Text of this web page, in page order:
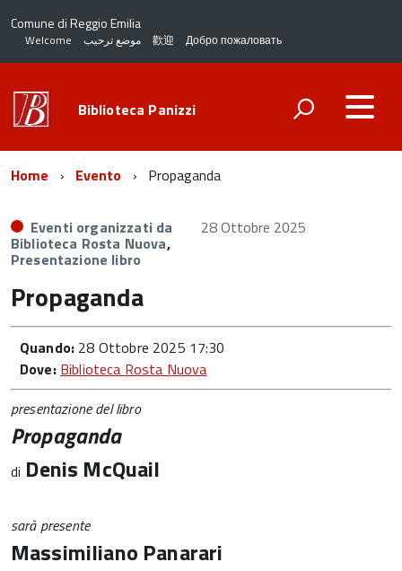
Comune di Reggio Emilia
Welcome موضع ترحيب 歡迎 Добро пожаловать
Biblioteca Panizzi
Home Evento Propaganda
Eventi organizzati da
Biblioteca Rosta Nuova,
Presentazione libro
28 Ottobre 2025
Propaganda
Quando: 28 Ottobre 2025 17:30
Dove: Biblioteca Rosta Nuova
presentazione del libro
Propaganda
di Denis McQuail
sarà presente
Massimiliano Panarari